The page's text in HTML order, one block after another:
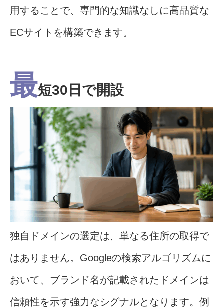
用することで、専門的な知識なしに高品質な
ECサイトを構築できます。
最短30日で開設
独自ドメインの選定は、単なる住所の取得で
はありません。Googleの検索アルゴリズムに
おいて、ブランド名が記載されたドメインは
信頼性を示す強力なシグナルとなります。例